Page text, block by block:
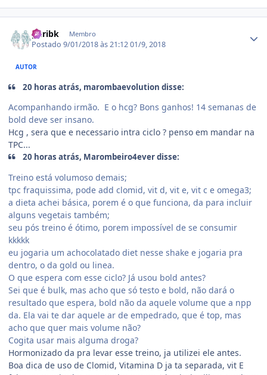
guribk Membro
Postado9/01/2018 às 21:1201/9, 2018
AUTOR
20 horas atrás, marombaevolution disse:
Acompanhando irmão. E o hcg? Bons ganhos! 14 semanas de
bold deve ser insano.
Hcg , sera que e necessario intra ciclo ? penso em mandar na
TPC...
20 horas atrás, Marombeiro4ever disse:
Treino está volumoso demais;
tpc fraquissima, pode add clomid, vit d, vit e, vit c e omega3;
a dieta achei básica, porem é o que funciona, da para incluir
alguns vegetais também;
seu pós treino é ótimo, porem impossível de se consumir
kkkkk
eu jogaria um achocolatado diet nesse shake e jogaria pra
dentro, o da gold ou linea.
O que espera com esse ciclo? Já usou bold antes?
Sei que é bulk, mas acho que só testo e bold, não dará o
resultado que espera, bold não da aquele volume que a npp
da. Ela vai te dar aquele ar de empedrado, que é top, mas
acho que quer mais volume não?
Cogita usar mais alguma droga?
Hormonizado da pra levar esse treino, ja utilizei ele antes.
Boa dica de uso de Clomid, Vitamina D ja ta separada, vit E